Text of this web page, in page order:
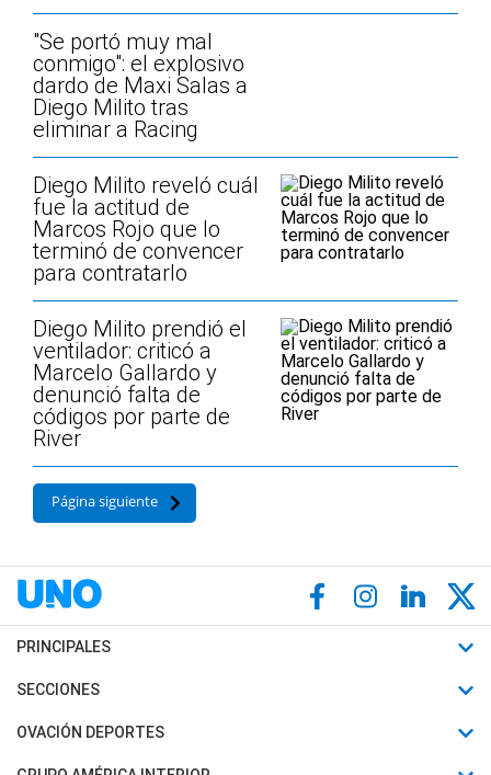
"Se portó muy mal
conmigo": el explosivo
dardo de Maxi Salas a
Diego Milito tras
eliminar a Racing
Diego Milito reveló cuál
fue la actitud de
Marcos Rojo que lo
terminó de convencer
para contratarlo
Diego Milito prendió el
ventilador: criticó a
Marcelo Gallardo y
denunció falta de
códigos por parte de
River
Página siguiente
PRINCIPALES
Últimas Noticias
Política
SECCIONES
Horóscopo
Motores
OVACIÓN DEPORTES